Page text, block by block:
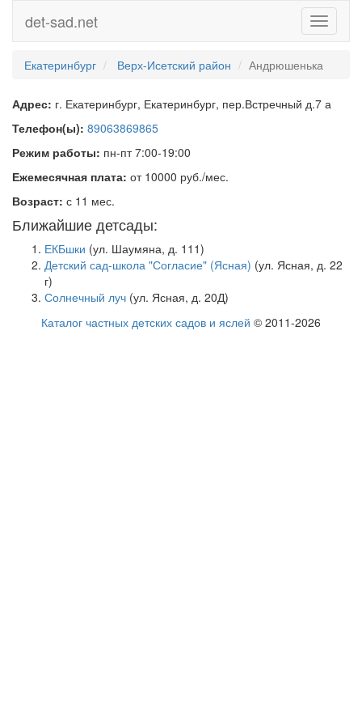
Toggle
det-sad.net
Екатеринбург Верх-Исетский район Андрюшенька
Адрес: г. Екатеринбург, Екатеринбург, пер.Встречный д.7 а
Телефон(ы): 89063869865
Режим работы: пн-пт 7:00-19:00
Ежемесячная плата: от 10000 руб./мес.
Возраст: с 11 мес.
Ближайшие детсады:
ЕКБшки (ул. Шаумяна, д. 111)
Детский сад-школа "Согласие" (Ясная) (ул. Ясная, д. 22
г)
Солнечный луч (ул. Ясная, д. 20Д)
Каталог частных детских садов и яслей © 2011-2026